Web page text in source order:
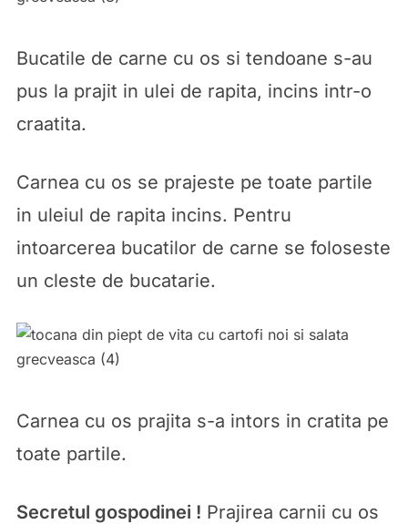
Bucatile de carne cu os si tendoane s-au
pus la prajit in ulei de rapita, incins intr-o
craatita.
Carnea cu os se prajeste pe toate partile
in uleiul de rapita incins. Pentru
intoarcerea bucatilor de carne se foloseste
un cleste de bucatarie.
Carnea cu os prajita s-a intors in cratita pe
toate partile.
Secretul gospodinei ! Prajirea carnii cu os